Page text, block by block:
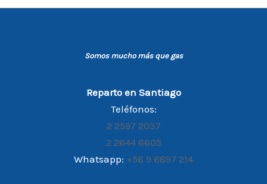
Somos mucho más que gas
Reparto en Santiago
Teléfonos:
2 2597 2037
2 2644 6605
Whatsapp: +56 9 6897 214